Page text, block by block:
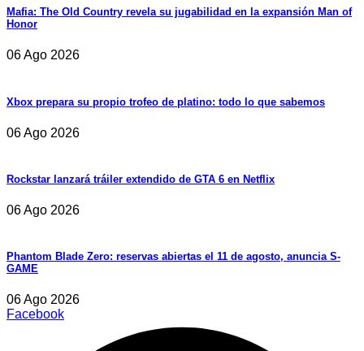
Mafia: The Old Country revela su jugabilidad en la expansión Man of
Honor
06 Ago 2026
Xbox prepara su propio trofeo de platino: todo lo que sabemos
06 Ago 2026
Rockstar lanzará tráiler extendido de GTA 6 en Netflix
06 Ago 2026
Phantom Blade Zero: reservas abiertas el 11 de agosto, anuncia S-
GAME
06 Ago 2026
Facebook